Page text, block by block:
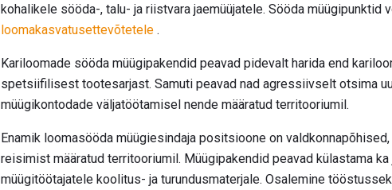
kohalikele sööda-, talu- ja riistvara jaemüüjatele. Sööda müügipunktid
loomakasvatusettevõtetele .
Kariloomade sööda müügipakendid peavad pidevalt harida end
spetsiifilisest tootesarjast. Samuti peavad nad agressiivselt otsima
müügikontodade väljatöötamisel nende määratud territooriumil.
Enamik loomasööda müügiesindaja positsioone on
reisimist määratud territooriumil. Müügipakendid peavad külastama
müügitöötajatele koolitus- ja turundusmaterjale. Osalemine